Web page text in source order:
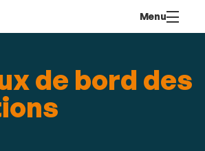
contenu
Menu
de bord des